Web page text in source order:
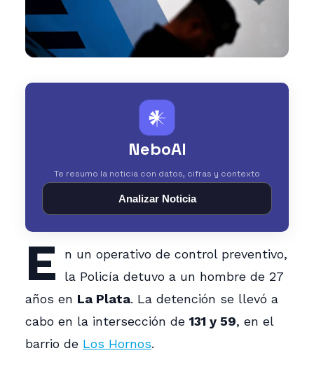
𒀭
NeboAI
Te resumo la noticia con datos, cifras y contexto
Analizar Noticia
E
n un operativo de control preventivo,
la Policía detuvo a un hombre de 27
años en La Plata. La detención se llevó a
cabo en la intersección de 131 y 59, en el
barrio de Los Hornos.